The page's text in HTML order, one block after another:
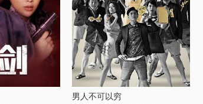
男人不可以穷